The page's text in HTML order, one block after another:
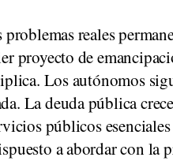
reales
proyecto de
Los autónomos
La deuda pública
públicos
a abordar con la